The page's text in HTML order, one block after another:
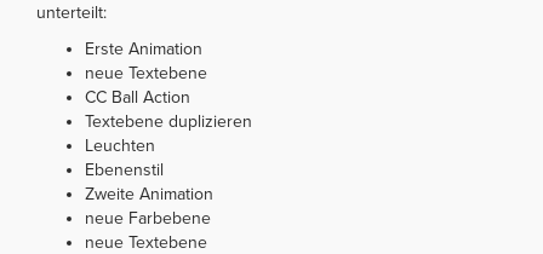
unterteilt:
Erste Animation
neue Textebene
CC Ball Action
Textebene duplizieren
Leuchten
Ebenenstil
Zweite Animation
neue Farbebene
neue Textebene